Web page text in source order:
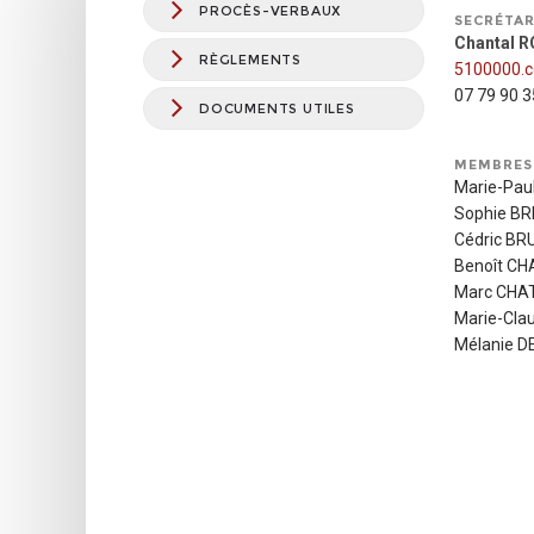
PROCÈS-VERBAUX
RÈGLEMENTS
DOCUMENTS UTILES
Chantal
07 79 90
MEMBRES
Marie-
Sophie
Cédric
Benoît
Marc
Marie-
Mélanie
RÉUNIONS
FORFAITS
DIVERS
SAISON
=>
Carton
Retrouvez